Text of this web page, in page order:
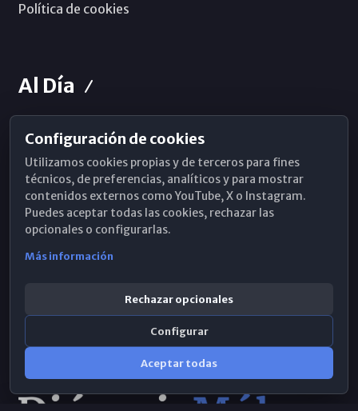
Política de cookies
Al Día
Horarios de Misa
Hemeroteca
WhatsApp
Configuración de cookies
Utilizamos cookies propias y de terceros para fines
técnicos, de preferencias, analíticos y para mostrar
contenidos externos como YouTube, X o Instagram.
Puedes aceptar todas las cookies, rechazar las
opcionales o configurarlas.
Más información
Rechazar opcionales
Configurar
Aceptar todas